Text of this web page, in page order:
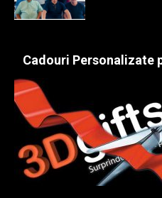
Cadouri Personalizate